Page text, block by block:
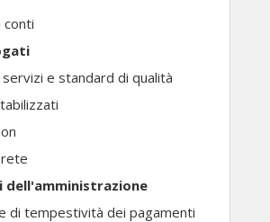
conti
e standard di qualità
dell'amministrazione
di tempestività dei pagamenti